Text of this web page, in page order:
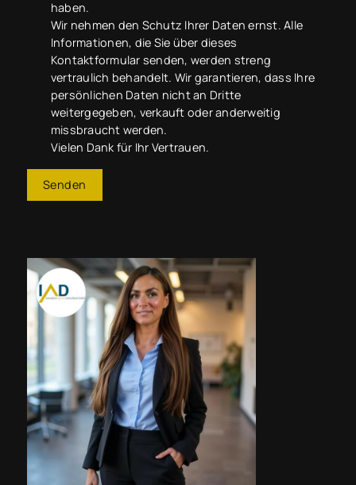
haben.
Wir nehmen den Schutz Ihrer Daten ernst. Alle
Informationen, die Sie über dieses
Kontaktformular senden, werden streng
vertraulich behandelt. Wir garantieren, dass Ihre
persönlichen Daten nicht an Dritte
weitergegeben, verkauft oder anderweitig
missbraucht werden.
Vielen Dank für Ihr Vertrauen.
Senden